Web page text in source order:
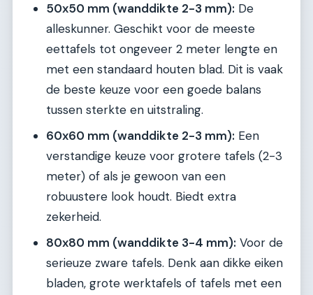
50x50 mm (wanddikte 2-3 mm): De
alleskunner. Geschikt voor de meeste
eettafels tot ongeveer 2 meter lengte en
met een standaard houten blad. Dit is vaak
de beste keuze voor een goede balans
tussen sterkte en uitstraling.
60x60 mm (wanddikte 2-3 mm): Een
verstandige keuze voor grotere tafels (2-3
meter) of als je gewoon van een
robuustere look houdt. Biedt extra
zekerheid.
80x80 mm (wanddikte 3-4 mm): Voor de
serieuze zware tafels. Denk aan dikke eiken
bladen, grote werktafels of tafels met een